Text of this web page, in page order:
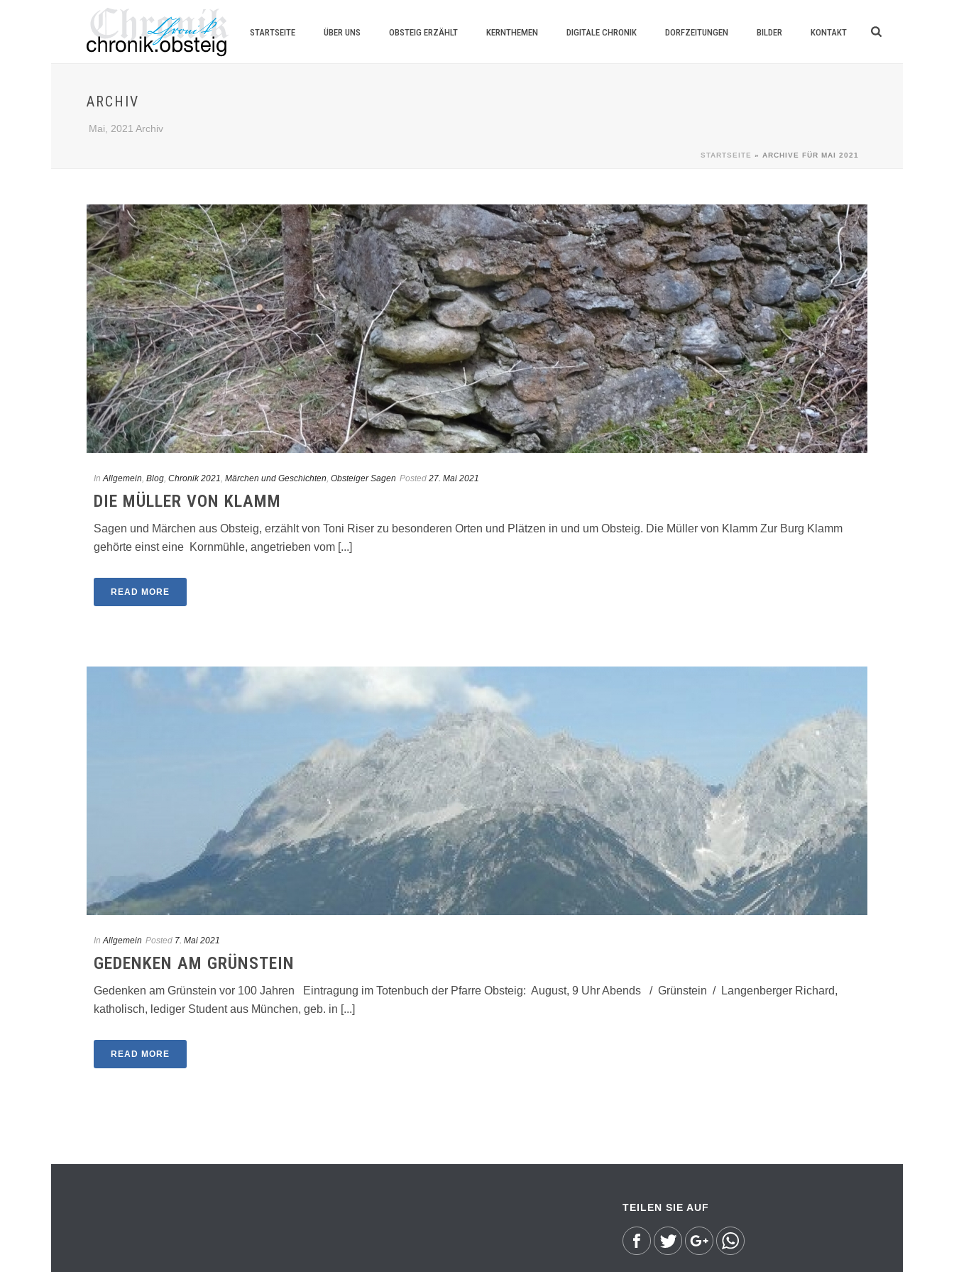
STARTSEITE ÜBER UNS OBSTEIG ERZÄHLT KERNTHEMEN DIGITALE CHRONIK DORFZEITUNGEN BILDER KONTAKT
ARCHIV
Mai, 2021 Archiv
STARTSEITE » ARCHIVE FÜR MAI 2021
In Allgemein, Blog, Chronik 2021, Märchen und Geschichten, Obsteiger Sagen Posted 27. Mai 2021
DIE MÜLLER VON KLAMM
Sagen und Märchen aus Obsteig, erzählt von Toni Riser zu besonderen Orten und Plätzen in und um Obsteig. Die Müller von Klamm Zur Burg Klamm
gehörte einst eine Kornmühle, angetrieben vom [...]
READ MORE
In Allgemein Posted 7. Mai 2021
GEDENKEN AM GRÜNSTEIN
Gedenken am Grünstein vor 100 Jahren Eintragung im Totenbuch der Pfarre Obsteig: August, 9 Uhr Abends / Grünstein / Langenberger Richard,
katholisch, lediger Student aus München, geb. in [...]
READ MORE
TEILEN SIE AUF